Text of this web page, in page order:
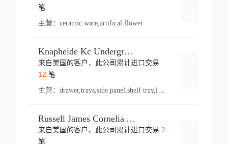
笔
主营： ceramic ware,artifical flower
Knapheide Kc Underground
来自美国的客户，此公司累计进口交易
12 笔
主营：
Russell James Cornelia Arlington Va
来自美国的客户，此公司累计进口交易 2
笔